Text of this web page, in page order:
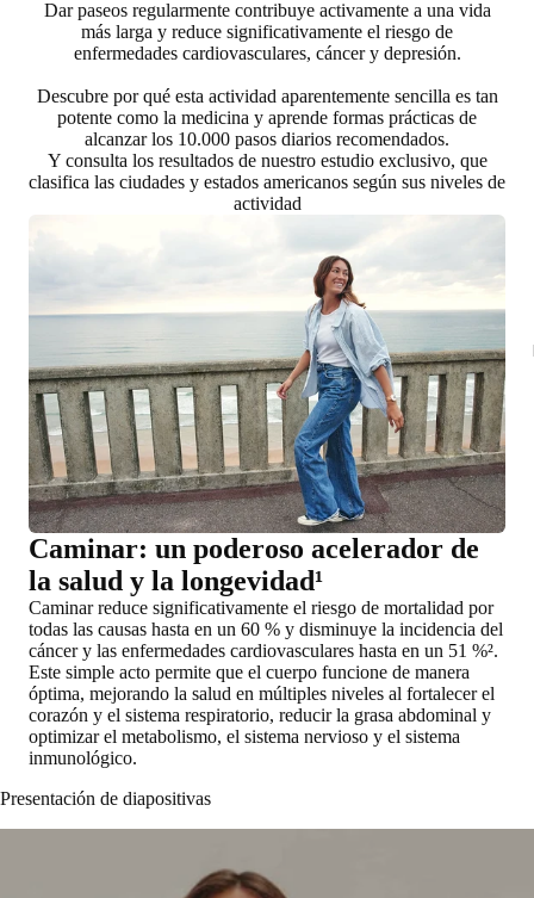
Dar paseos regularmente contribuye activamente a una vida
más larga y reduce significativamente el riesgo de
enfermedades cardiovasculares, cáncer y depresión.
Descubre por qué esta actividad aparentemente sencilla es tan
potente como la medicina y aprende formas prácticas de
alcanzar los 10.000 pasos diarios recomendados.
Y consulta los resultados de nuestro estudio exclusivo, que
clasifica las ciudades y estados americanos según sus niveles de
actividad
Caminar: un poderoso acelerador de
la salud y la longevidad¹
Caminar reduce significativamente el riesgo de mortalidad por
todas las causas hasta en un 60 % y disminuye la incidencia del
cáncer y las enfermedades cardiovasculares hasta en un 51 %².
Este simple acto permite que el cuerpo funcione de manera
óptima, mejorando la salud en múltiples niveles al fortalecer el
corazón y el sistema respiratorio, reducir la grasa abdominal y
optimizar el metabolismo, el sistema nervioso y el sistema
inmunológico.
Presentación de diapositivas